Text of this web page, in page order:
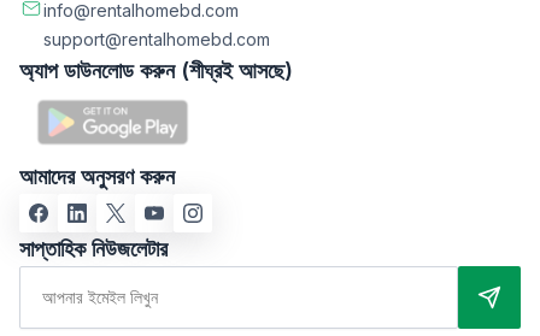
info@rentalhomebd.com
support@rentalhomebd.com
অ্যাপ ডাউনলোড করুন (শীঘ্রই আসছে)
আমাদের অনুসরণ করুন
সাপ্তাহিক নিউজলেটার